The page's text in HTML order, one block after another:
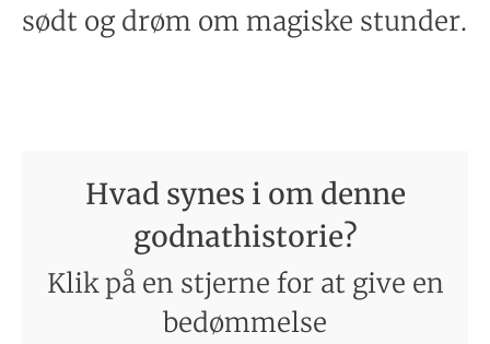
sødt og drøm om magiske stunder.
Hvad synes i om denne
godnathistorie?
Klik på en stjerne for at give en
bedømmelse